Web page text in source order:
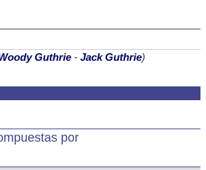
por
Guthrie - Jack Guthrie)